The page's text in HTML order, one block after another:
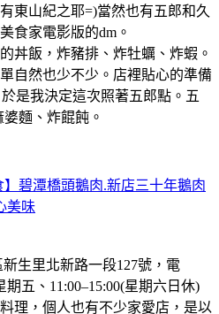
東山紀之耶=)當然也有五郎和久
食家電影版的dm。
丼飯，炸豬排、炸牡蠣、炸蝦。
自然也少不少。店裡貼心的準備
是我決定這次照著五郎點。五
麵、炸餛飩。
】碧潭橋頭鵝肉.新店三十年鵝肉
美味
生里北新路一段127號，電
期五、11:00–15:00(星期六日休)
理，個人也有不少家愛店，是以